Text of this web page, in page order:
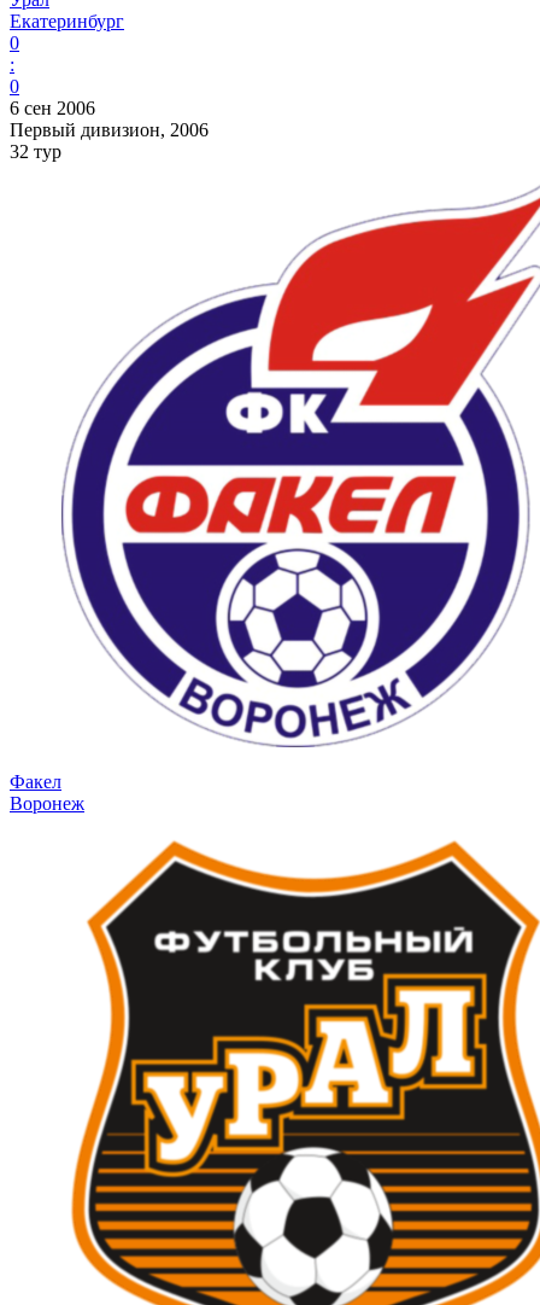
Екатеринбург
0
:
0
6 сен 2006
Первый дивизион, 2006
32 тур
Факел
Воронеж